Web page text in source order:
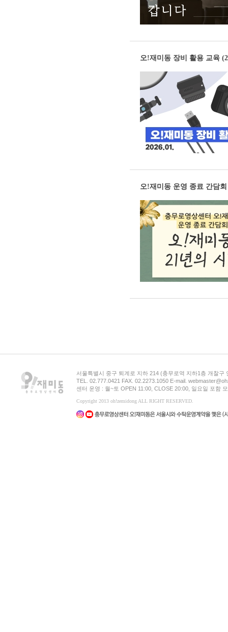
오!재미동 장비 활용 교육
오!재미동 운영 종료 간담
서울특별시 중구 퇴계로 지하 214 (충무로역 지하1층 개찰구
TEL. 02.777.0421 FAX. 02.2273.1050 E-mail.
센터 운영 : 월~토 OPEN 11:00, CLOSE 20:00, 일요일 포함
Copyright 2013 oh!zemidong ALL RIGHT RESERVED.